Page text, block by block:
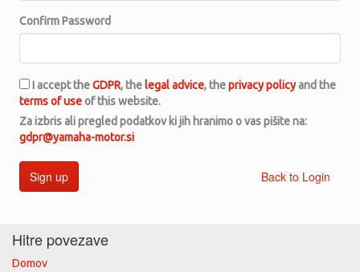
Confirm Password
I accept theGDPR, thelegal advice, theprivacy policyand the
terms of useof this website.
Za izbris ali pregled podatkov ki jih hranimo o vas pišite na:
gdpr@yamaha-motor.si
Back to Login
Sign up
Hitre povezave
Domov